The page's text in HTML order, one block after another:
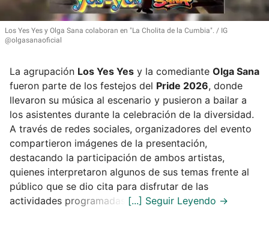
Los Yes Yes y Olga Sana colaboran en "La Cholita de la Cumbia".
IG
@olgasanaoficial
La agrupación Los Yes Yes y la comediante Olga Sana
fueron parte de los festejos del Pride 2026, donde
llevaron su música al escenario y pusieron a bailar a
los asistentes durante la celebración de la diversidad.
A través de redes sociales, organizadores del evento
compartieron imágenes de la presentación,
destacando la participación de ambos artistas,
quienes interpretaron algunos de sus temas frente al
público que se dio cita para disfrutar de las
actividades programadas.